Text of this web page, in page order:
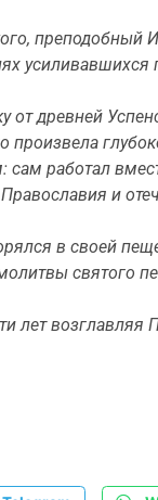
древней
работал
и
в своей
святого
возглавляя